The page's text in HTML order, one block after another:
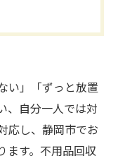
い」「ずっと放置
、自分一人では対
応し、静岡市でお
ます。不用品回収